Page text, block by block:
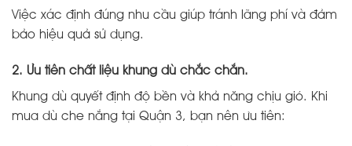
Việc xác định đúng nhu cầu giúp tránh lãng phí và đảm
bảo hiệu quả sử dụng.
2. Ưu tiên chất liệu khung dù chắc chắn.
Khung dù quyết định độ bền và khả năng chịu gió. Khi
mua dù che nắng tại Quận 3, bạn nên ưu tiên: